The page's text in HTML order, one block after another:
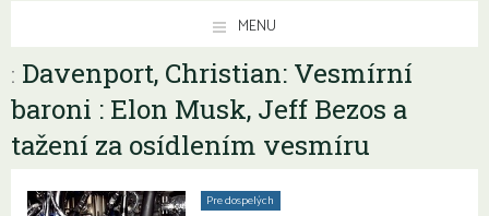
MENU
: Davenport, Christian: Vesmírní
baroni : Elon Musk, Jeff Bezos a
tažení za osídlením vesmíru
Pre dospelých